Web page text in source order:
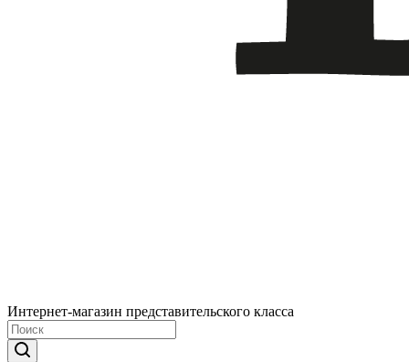
Интернет-магазин представительского класса